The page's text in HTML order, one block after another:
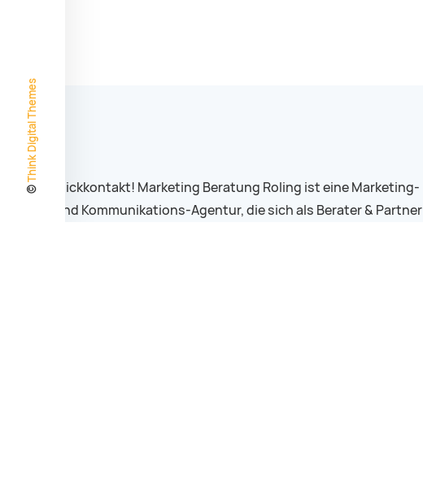
©
Think Digital Themes
Blickkontakt! Marketing Beratung Roling ist eine Marketing-
und Kommunikations-Agentur, die sich als Berater & Partner